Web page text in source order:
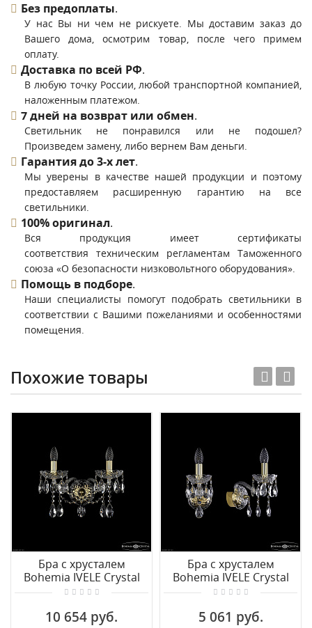
Без предоплаты.
У нас Вы ни чем не рискуете. Мы доставим заказ до
Вашего дома, осмотрим товар, после чего примем
оплату.
Доставка по всей РФ.
В любую точку России, любой транспортной компанией,
наложенным платежом.
7 дней на возврат или обмен.
Светильник не понравился или не подошел?
Произведем замену, либо вернем Вам деньги.
Гарантия до 3-х лет.
Мы уверены в качестве нашей продукции и поэтому
предоставляем расширенную гарантию на все
светильники.
100% оригинал.
Вся продукция имеет сертификаты
соответствия техническим регламентам Таможенного
союза «О безопасности низковольтного оборудования».
Помощь в подборе.
Наши специалисты помогут подобрать светильники в
соответствии с Вашими пожеланиями и особенностями
помещения.
Похожие товары
Бра с хрусталем
Bohemia IVELE Crystal
1413B/2/165/XL G
10 654 руб.
Бра с хрусталем
Bohemia IVELE Crystal
1413B/1/141 G
5 061 руб.